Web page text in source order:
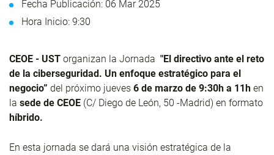
Fecha Publicación: 06 Mar 2025
Hora Inicio: 9:30
CEOE - UST organizan la Jornada "El directivo ante el reto
de la ciberseguridad. Un enfoque estratégico para el
negocio” del próximo jueves 6 de marzo de 9:30h a 11h en
la sede de CEOE (C/ Diego de León, 50 -Madrid) en formato
híbrido.
En esta jornada se dará una visión estratégica de la